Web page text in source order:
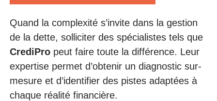
Quand la complexité s’invite dans la gestion
de la dette, solliciter des spécialistes tels que
CrediPro peut faire toute la différence. Leur
expertise permet d’obtenir un diagnostic sur-
mesure et d’identifier des pistes adaptées à
chaque réalité financière.